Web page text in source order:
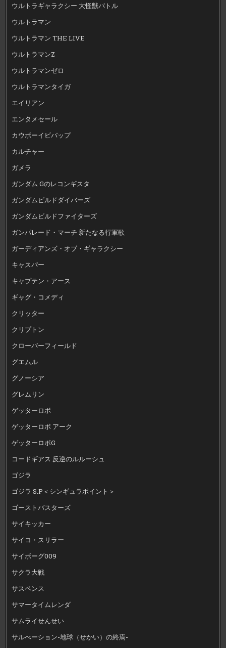
ウルトラギャラクシー 大怪獣バトル
ウルトラマン
ウルトラマン THE LIVE
ウルトラマンZ
ウルトラマンゼロ
ウルトラマンタイガ
エイリアン
エンタメセール
カウボーイビバップ
カルチャー
ガメラ
ガンダム Gのレコンギスタ
ガンダムビルドダイバーズ
ガンダムビルドファイターズ
ガンパレード・マーチ 新たなる行軍歌
ガーディアンズ・オブ・ギャラクシー
キャスパー
キャプテン・アース
ギャグ・コメディ
クリッター
クリプトン
クローバーフィールド
グエムル
グノーシア
グレムリン
ゲッターロボ
ゲッターロボ アーク
ゲッターロボG
コードギアス 反逆のルルーシュ
ゴジラ
ゴジラ S.P＜シンギュラポイント＞
ゴーストバスターズ
サイキッカー
サイコ・スリラー
サイボーグ009
サクラ大戦
サスペンス
サマータイムレンダ
サムライせんせい
サルべーション-地球（せかい）の終焉-